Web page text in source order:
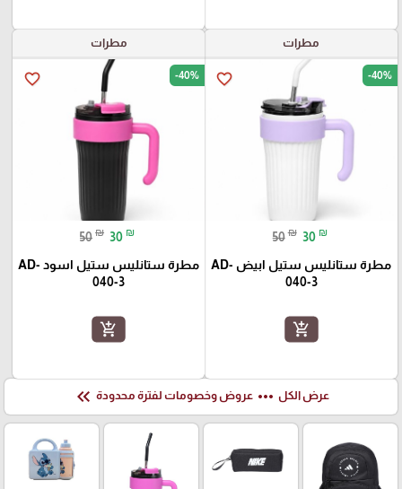
مطرات
favorite_border -40%
50 ₪ 30 ₪
مطرة ستانليس ستيل ابيض AD-
040-3
add_shopping_cart
مطرات
favorite_border -40%
50 ₪ 30 ₪
مطرة ستانليس ستيل اسود AD-
040-3
add_shopping_cart
عرض الكل more_horiz عروض وخصومات لفترة محدودة keyboard_double_arrow_left